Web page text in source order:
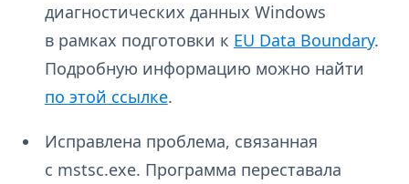
диагностических данных Windows
в рамках подготовки к EU Data Boundary.
Подробную информацию можно найти
по этой ссылке.
Исправлена проблема, связанная
с mstsc.exe. Программа переставала